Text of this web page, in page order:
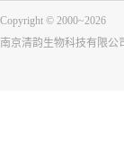
Copyright © 2000~2026
南京清韵生物科技有限公